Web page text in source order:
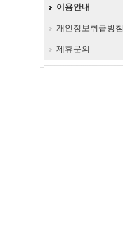
이용안내
개인정보취급방침
제휴문의